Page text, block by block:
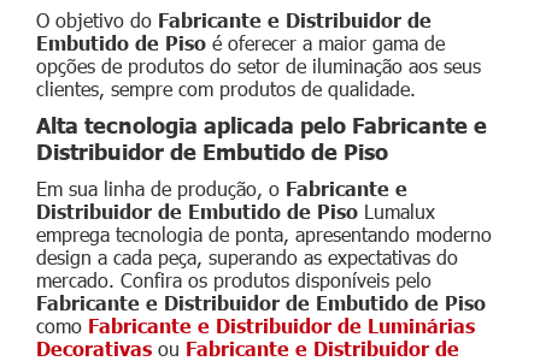
O objetivo do Fabricante e Distribuidor de
Embutido de Piso é oferecer a maior gama de
opções de produtos do setor de iluminação aos seus
clientes, sempre com produtos de qualidade.
Alta tecnologia aplicada pelo Fabricante e
Distribuidor de Embutido de Piso
Em sua linha de produção, o Fabricante e
Distribuidor de Embutido de Piso Lumalux
emprega tecnologia de ponta, apresentando moderno
design a cada peça, superando as expectativas do
mercado. Confira os produtos disponíveis pelo
Fabricante e Distribuidor de Embutido de Piso
como Fabricante e Distribuidor de Luminárias
Decorativas ou Fabricante e Distribuidor de